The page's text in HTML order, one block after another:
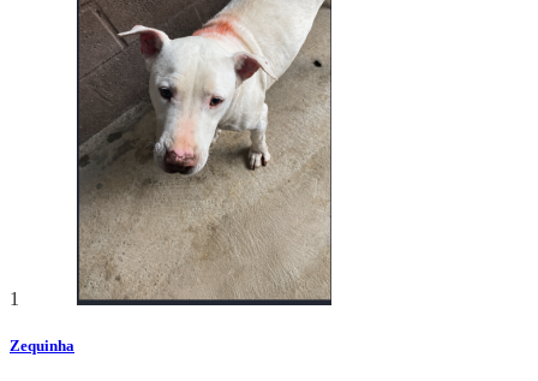
1
Zequinha